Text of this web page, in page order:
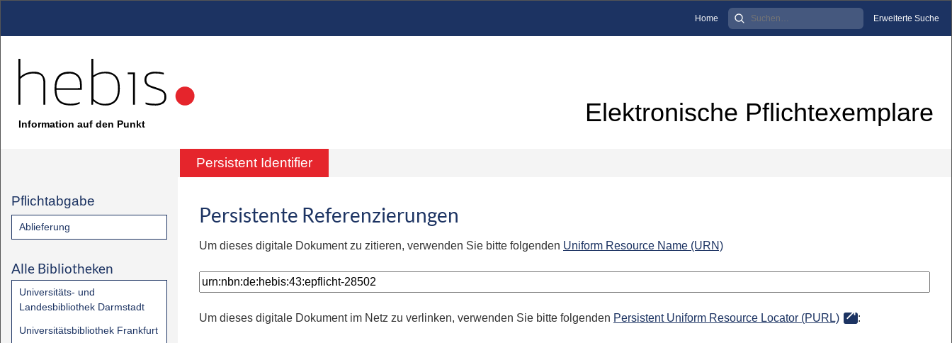
Home Erweiterte Suche
Information auf den Punkt Elektronische Pflichtexemplare
Persistent Identifier
Pflichtabgabe
Ablieferung
Alle Bibliotheken
Universitäts- und
Landesbibliothek Darmstadt
Universitätsbibliothek Frankfurt
Persistente Referenzierungen
Um dieses digitale Dokument zu zitieren, verwenden Sie bitte folgenden Uniform Resource Name (URN)
Um dieses digitale Dokument im Netz zu verlinken, verwenden Sie bitte folgenden Persistent Uniform Resource Locator (PURL) :